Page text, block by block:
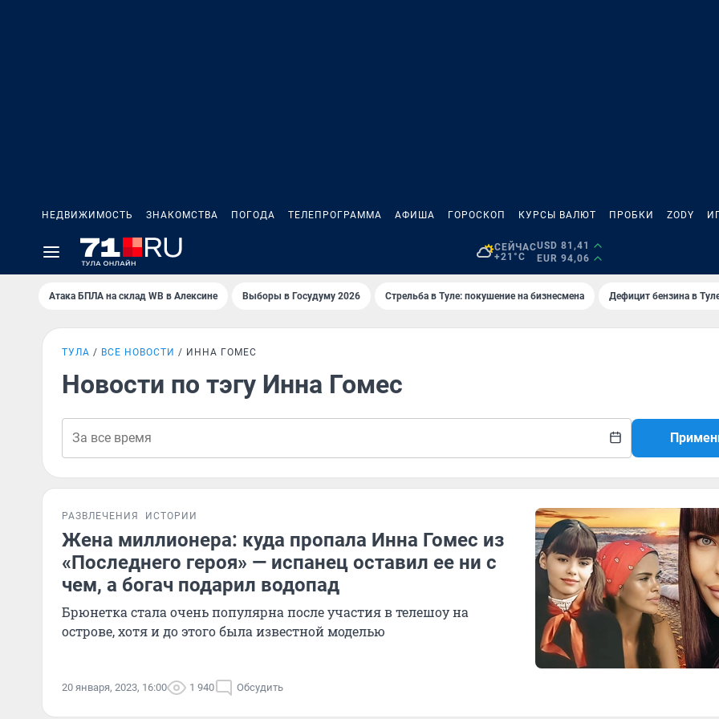
НЕДВИЖИМОСТЬ ЗНАКОМСТВА ПОГОДА ТЕЛЕПРОГРАММА АФИША ГОРОСКОП КУРСЫ ВАЛЮТ ПРОБКИ ZODY
СЕЙЧАС
+21°C
USD 81,41
EUR 94,06
Атака БПЛА на склад WB в Алексине Выборы в Госудуму 2026 Стрельба в Туле: покушение на бизнесмена Дефицит бензина в
ТУЛА ВСЕ НОВОСТИ ИННА ГОМЕС
Новости по тэгу Инна Гомес
РАЗВЛЕЧЕНИЯ ИСТОРИИ
Жена миллионера: куда пропала Инна Гомес из
«Последнего героя» — испанец оставил ее ни с
чем, а богач подарил водопад
Брюнетка стала очень популярна после участия в телешоу на
острове, хотя и до этого была известной моделью
20 января, 2023, 16:00 1 940 Обсудить